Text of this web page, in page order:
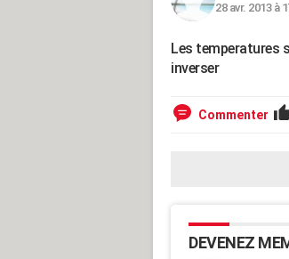
28 avr. 2013 à
Les temperatures
inverser
Commenter
DEVENEZ